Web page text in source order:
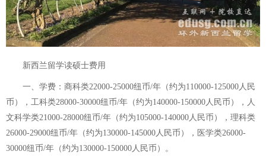
新西兰留学读硕士费用
一、学费：商科类22000-25000纽币/年（约为110000-125000人民
币），工科类28000-30000纽币/年（约为140000-150000人民币），人
文科学类21000-28000纽币/年（约为105000-140000人民币），理科类
26000-29000纽币/年（约为130000-145000人民币），医学类26000-
30000纽币/年（约为130000-150000人民币）。